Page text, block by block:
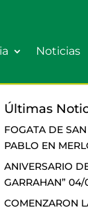
Noticias
Últimas
FOGATA DE
PABLO EN
ANIVERSARIO
GARRAHAN” 04/
COMENZARON